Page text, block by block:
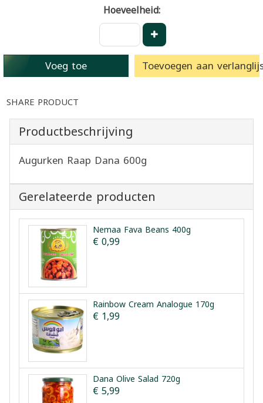
Hoeveelheid:
Voeg toe Toevoegen aan
SHARE PRODUCT
Productbeschrijving
Augurken Raap Dana 600g
Gerelateerde producten
Nemaa Fava Beans 400g
€ 0,99
Rainbow Cream Analogue 170g
€ 1,99
Dana Olive Salad 720g
€ 5,99